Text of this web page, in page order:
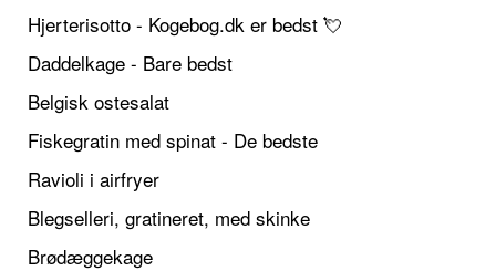
Hjerterisotto - Kogebog.dk er bedst 💘
Daddelkage - Bare bedst
Belgisk ostesalat
Fiskegratin med spinat - De bedste
Ravioli i airfryer
Blegselleri, gratineret, med skinke
Brødæggekage